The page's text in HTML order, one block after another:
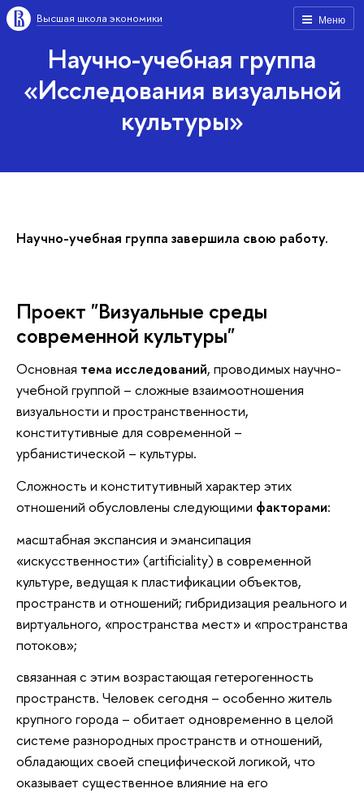
Меню
Высшая школа экономики
Научно-учебная группа
«Исследования визуальной
культуры»
Научно-учебная группа завершила свою работу.
Проект "Визуальные среды
современной культуры"
Основная тема исследований, проводимых научно-
учебной группой – сложные взаимоотношения
визуальности и пространственности,
конститутивные для современной –
урбанистической – культуры.
Сложность и конститутивный характер этих
отношений обусловлены следующими факторами:
масштабная экспансия и эмансипация
«искусственности» (artificiality) в современной
культуре, ведущая к пластификации объектов,
пространств и отношений; гибридизация реального и
виртуального, «пространства мест» и «пространства
потоков»;
связанная с этим возрастающая гетерогенность
пространств. Человек сегодня – особенно житель
крупного города – обитает одновременно в целой
системе разнородных пространств и отношений,
обладающих своей специфической логикой, что
оказывает существенное влияние на его